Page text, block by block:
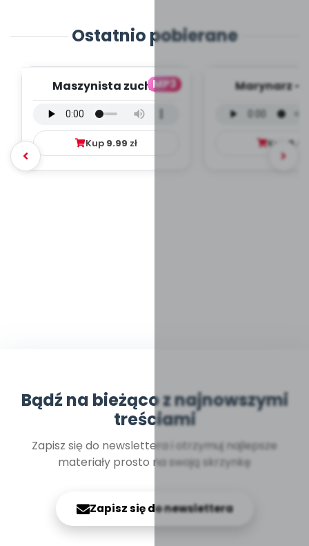
Ostatnio pobierane
MP3
Maszynista zuch -
mp3)
Kup 9.99 zł
Marynarz -
Kup 9.99
Bądź na bieżąco z najnowszymi
treściami
Zapisz się do newslettera i otrzymuj najlepsze
materiały prosto na swoją skrzynkę
Zapisz się do newslettera